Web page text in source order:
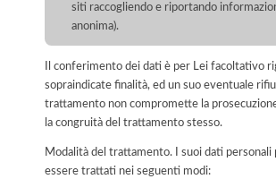
siti raccogliendo e riportando
anonima).
Il conferimento dei dati è per Lei facoltativo
sopraindicate finalità, ed un suo eventuale
trattamento non compromette la
la congruità del trattamento stesso.
Modalità del trattamento. I suoi dati personali
essere trattati nei seguenti modi: